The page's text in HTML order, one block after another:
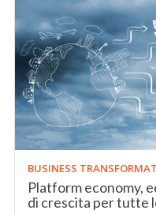
BUSINESS
Platform economy,
di crescita per tutte